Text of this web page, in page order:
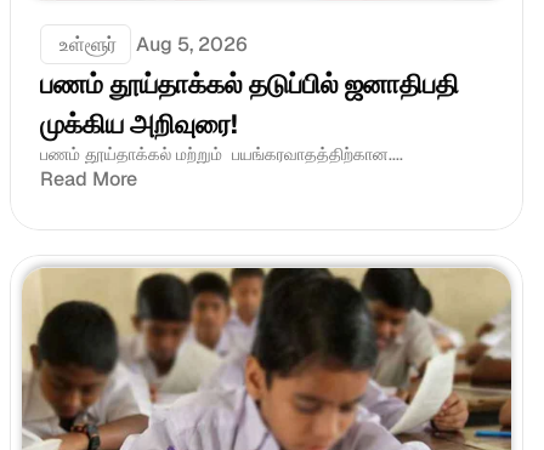
உள்ளூர் Aug 5, 2026
பணம் தூய்தாக்கல் தடுப்பில் ஜனாதிபதி
முக்கிய அறிவுரை!
பணம் தூய்தாக்கல் மற்றும்  பயங்கரவாதத்திற்கான....
Read More